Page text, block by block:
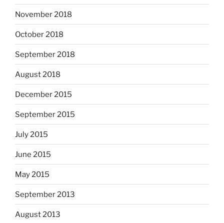
November 2018
October 2018
September 2018
August 2018
December 2015
September 2015
July 2015
June 2015
May 2015
September 2013
August 2013